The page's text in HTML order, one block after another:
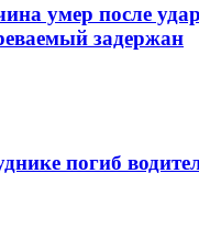
умер после
задержан
погиб